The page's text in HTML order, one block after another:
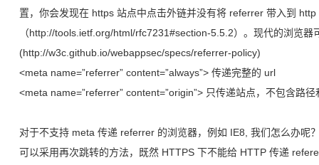
置，你会发现在 https 站点中点击外链并没有将 referrer 带入到
（http://tools.ietf.org/html/rfc7231#section-5.5.2）。现代的浏览
(http://w3c.github.io/webappsec/specs/referrer-policy)
<meta name=”referrer” content=”always”> 传递完整的 url
<meta name=”referrer” content=”origin”> 只传递站点，不包含路
对于不支持 meta 传递 referrer 的浏览器，例如 IE8, 我们怎么办呢
可以采用再次跳转的方法，既然 HTTPS 下不能给 HTTP 传递